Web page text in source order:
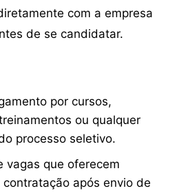
com a empresa
de se candidatar.
por cursos,
ou qualquer
processo seletivo.
vagas que oferecem
após envio de